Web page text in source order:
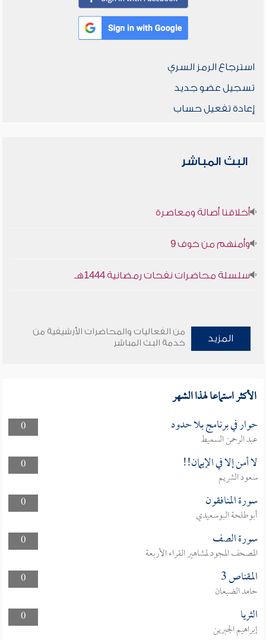
استرجاع الرمز السري
تسجيل عضو جديد
إعادة تفعيل حساب
البث المباشر
أخلاقنا أصالة ومعاصرة
وأمنهم من خوف 9
سلسلة محاضرات نفحات رمضانية 1444هـ
المزيد
من الفعاليات والمحاضرات الأرشيفية من
خدمة البث المباشر
الأكثر استماعا لهذا الشهر
0 حوار في برنامج بلا حدود
عبد الرحمن السميط
0
لا أمن إلا في الإيمان!!
سعود الشريم
0
سورة المنافقون
أبوطلحة البوسعيدي
0
سورة الصف
المصحف المجود لمشاهير القراء الأربعة
0
المقناص 3
حامد الضبعان
0
الثريا
إبراهيم الجبرين